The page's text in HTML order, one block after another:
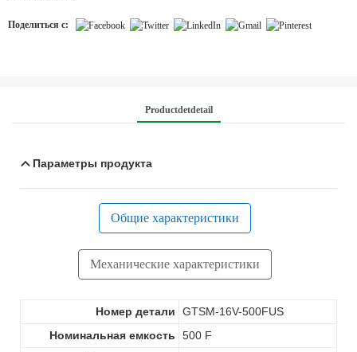
Поделиться с:
Productdetdetail
Параметры продукта
Общие характеристики
Механические характеристики
Номер детали
GTSM-16V-500FUS
Номинальная емкость
500 F